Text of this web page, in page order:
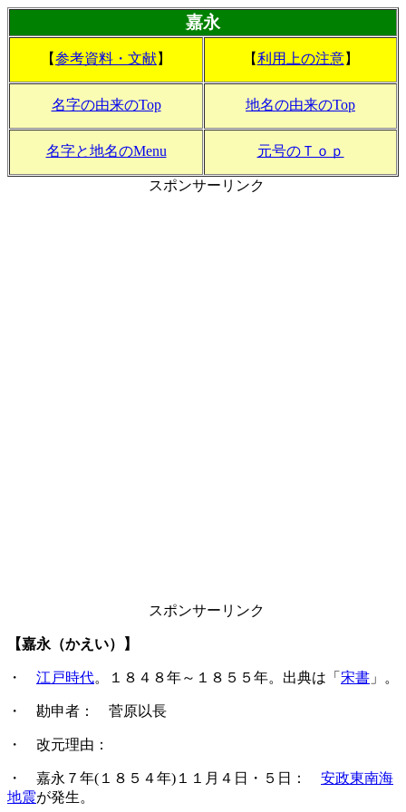
嘉永
【参考資料・文献】 【利用上の注意】
名字の由来のTop 地名の由来のTop
名字と地名のMenu 元号のＴｏｐ
スポンサーリンク
スポンサーリンク
【嘉永（かえい）】
・ 江戸時代。１８４８年～１８５５年。出典は「 宋書 」。
・ 勘申者： 菅原以長
・ 改元理由：
・ 嘉永７年(１８５４年)１１月４日・５日： 安政東南海
地震が発生。